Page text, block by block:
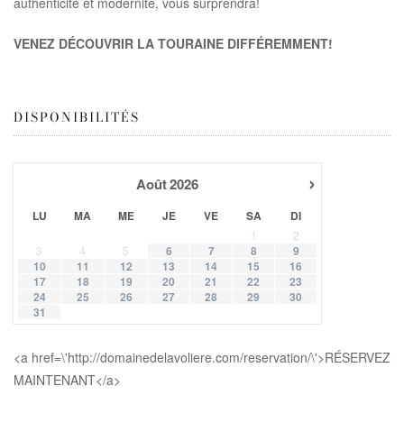
VENEZ DÉCOUVRIR LA TOURAINE DIFFÉREMMENT!
DISPONIBILITÉS
›
Août2026
LU MA ME JE VE SA DI
1
2
3
4 5 6 7 8
9
10
11 12 13 14 15
16
17
18 19 20 21 22
23
24
25 26 27 28 29
30
31
<a href=\'http://domainedelavoliere.com/reservation/\'>RÉSERVEZ
MAINTENANT</a>